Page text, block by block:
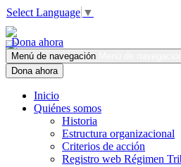
Select Language ▼
Dona ahora
Menú de navegación
Dona ahora
Inicio
Quiénes somos
Historia
Estructura organizacional
Criterios de acción
Registro web Régimen